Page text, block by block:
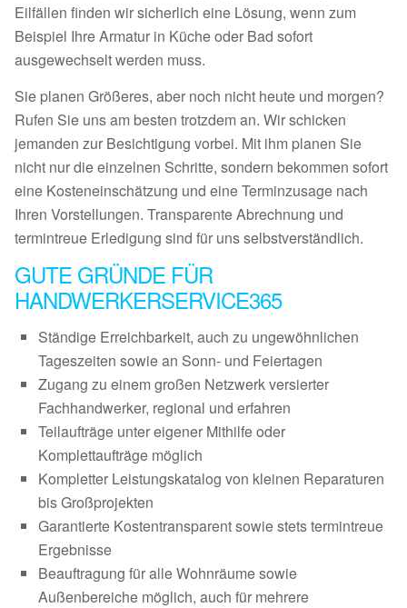
Eilfällen finden wir sicherlich eine Lösung, wenn zum
Beispiel Ihre Armatur in Küche oder Bad sofort
ausgewechselt werden muss.
Sie planen Größeres, aber noch nicht heute und morgen?
Rufen Sie uns am besten trotzdem an. Wir schicken
jemanden zur Besichtigung vorbei. Mit ihm planen Sie
nicht nur die einzelnen Schritte, sondern bekommen sofort
eine Kosteneinschätzung und eine Terminzusage nach
Ihren Vorstellungen. Transparente Abrechnung und
termintreue Erledigung sind für uns selbstverständlich.
GUTE GRÜNDE FÜR
HANDWERKERSERVICE365
Ständige Erreichbarkeit, auch zu ungewöhnlichen
Tageszeiten sowie an Sonn- und Feiertagen
Zugang zu einem großen Netzwerk versierter
Fachhandwerker, regional und erfahren
Teilaufträge unter eigener Mithilfe oder
Komplettaufträge möglich
Kompletter Leistungskatalog von kleinen Reparaturen
bis Großprojekten
Garantierte Kostentransparent sowie stets termintreue
Ergebnisse
Beauftragung für alle Wohnräume sowie
Außenbereiche möglich, auch für mehrere